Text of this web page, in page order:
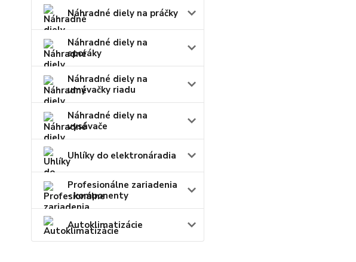
Náhradné diely na práčky
Náhradné diely na
sporáky
Náhradné diely na
umývačky riadu
Náhradné diely na
vysávače
Uhlíky do elektronáradia
Profesionálne zariadenia
- komponenty
Autoklimatizácie